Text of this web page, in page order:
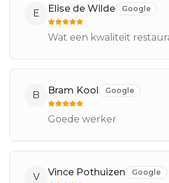
E Elise de Wilde Google
Wat een kwaliteit
B Bram Kool Google
Goede werker
V Vince Pothuizen Google